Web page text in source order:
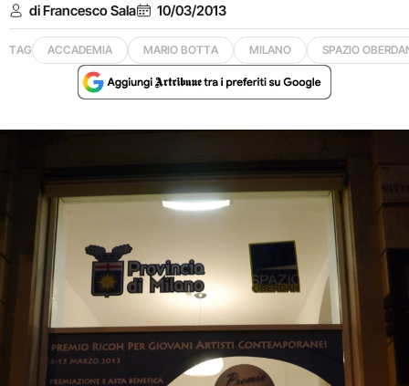
di Francesco Sala 10/03/2013
TAG ACCADEMIA MARIO BOTTA MILANO SPAZIO